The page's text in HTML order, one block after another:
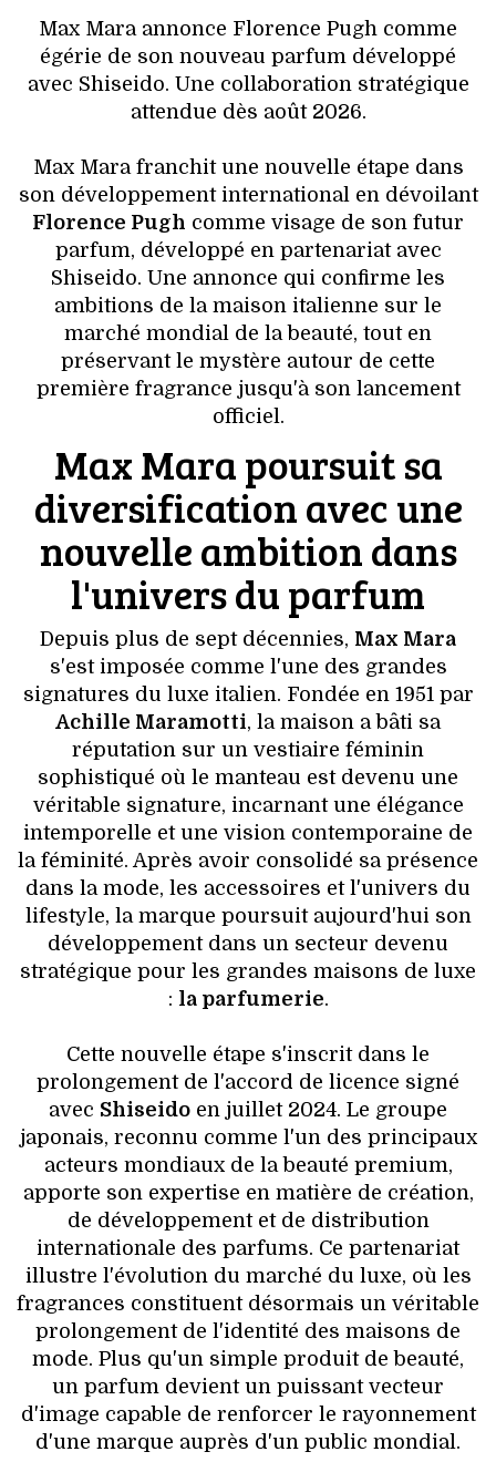
Max Mara annonce Florence Pugh comme
égérie de son nouveau parfum développé
avec Shiseido. Une collaboration stratégique
attendue dès août 2026.
Max Mara franchit une nouvelle étape dans
son développement international en dévoilant
Florence Pugh comme visage de son futur
parfum, développé en partenariat avec
Shiseido. Une annonce qui confirme les
ambitions de la maison italienne sur le
marché mondial de la beauté, tout en
préservant le mystère autour de cette
première fragrance jusqu'à son lancement
officiel.
Max Mara poursuit sa
diversification avec une
nouvelle ambition dans
l'univers du parfum
Depuis plus de sept décennies, Max Mara
s'est imposée comme l'une des grandes
signatures du luxe italien. Fondée en 1951 par
Achille Maramotti, la maison a bâti sa
réputation sur un vestiaire féminin
sophistiqué où le manteau est devenu une
véritable signature, incarnant une élégance
intemporelle et une vision contemporaine de
la féminité. Après avoir consolidé sa présence
dans la mode, les accessoires et l'univers du
lifestyle, la marque poursuit aujourd'hui son
développement dans un secteur devenu
stratégique pour les grandes maisons de luxe
: la parfumerie.
Cette nouvelle étape s'inscrit dans le
prolongement de l'accord de licence signé
avec Shiseido en juillet 2024. Le groupe
japonais, reconnu comme l'un des principaux
acteurs mondiaux de la beauté premium,
apporte son expertise en matière de création,
de développement et de distribution
internationale des parfums. Ce partenariat
illustre l'évolution du marché du luxe, où les
fragrances constituent désormais un véritable
prolongement de l'identité des maisons de
mode. Plus qu'un simple produit de beauté,
un parfum devient un puissant vecteur
d'image capable de renforcer le rayonnement
d'une marque auprès d'un public mondial.